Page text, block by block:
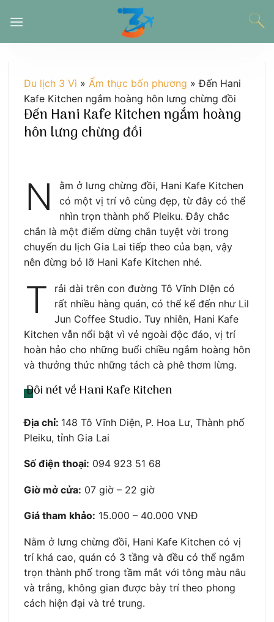
đến
Du lịch 3 Vì » Ẩm thực bốn phương »Đến Hani
Kafe Kitchen ngắm hoàng hôn lưng chừng đồi
Đến Hani Kafe Kitchen ngắm hoàng
hôn lưng chừng đồi
N
ằm ở lưng chừng đồi, Hani Kafe Kitchen
có một vị trí vô cùng đẹp, từ đây có thể
nhìn trọn thành phố Pleiku. Đây chắc
chắn là một điểm dừng chân tuyệt vời trong
chuyến du lịch Gia Lai tiếp theo của bạn, vậy
nên đừng bỏ lỡ Hani Kafe Kitchen nhé.
T
rải dài trên con đường Tô Vĩnh DIện có
rất nhiều hàng quán, có thể kể đến như Lil
Jun Coffee Studio. Tuy nhiên, Hani Kafe
Kitchen vẫn nổi bật vì vẻ ngoài độc đáo, vị trí
hoàn hảo cho những buổi chiều ngắm hoàng hôn
và thưởng thức những tách cà phê thơm lừng.
Đôi nét về Hani Kafe Kitchen
Địa chỉ: 148 Tô Vĩnh Diện, P. Hoa Lư, Thành phố
Pleiku, tỉnh Gia Lai
Số điện thoại: 094 923 51 68
Giờ mở cửa: 07 giờ – 22 giờ
Giá tham khảo: 15.000 – 40.000 VNĐ
Nằm ở lưng chừng đồi, Hani Kafe Kitchen có vị
trí khá cao, quán có 3 tầng và đều có thể ngắm
trọn thành phố trong tầm mắt với tông màu nâu
và trắng, không gian được bày trí theo phong
cách hiện đại và trẻ trung.